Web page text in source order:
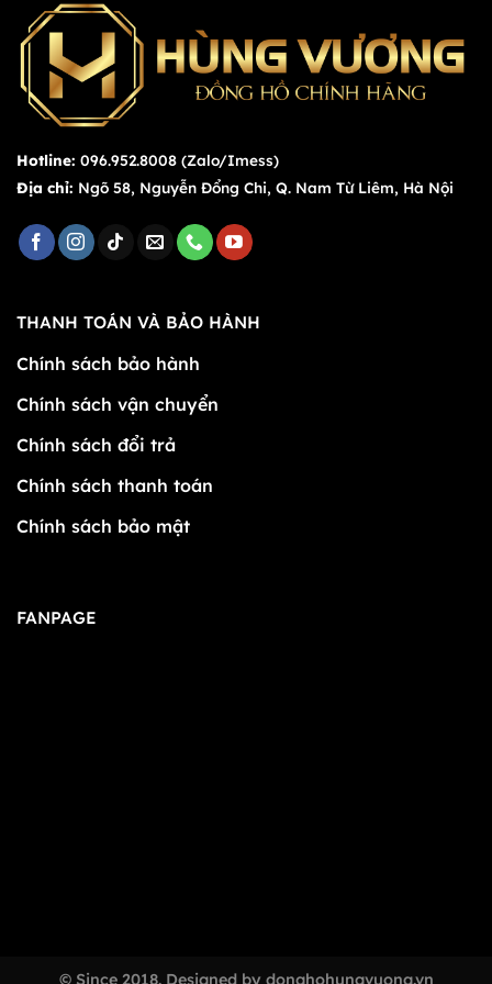
Hotline: 096.952.8008 (Zalo/Imess)
Địa chỉ: Ngõ 58, Nguyễn Đổng Chi, Q. Nam Từ Liêm, Hà Nội
THANH TOÁN VÀ BẢO HÀNH
Chính sách bảo hành
Chính sách vận chuyển
Chính sách đổi trả
Chính sách thanh toán
Chính sách bảo mật
FANPAGE
© Since 2018. Designed by donghohungvuong.vn